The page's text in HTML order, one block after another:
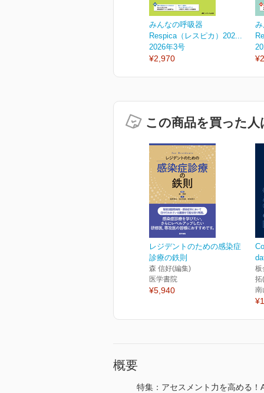
みんなの呼吸器
Respica（レスピカ）202...
2026年3号
¥2,970
この商品を買った
レジデントのための感染症
診療の鉄則
森 信好(編集)
医学書院
¥5,940
板
拓
南
概要
特集：アセスメント力を高める